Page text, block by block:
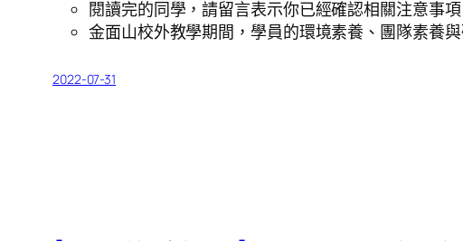
閱讀完的同學，請留言表示你已經確認相關注意事
金面山校外教學期間，學員的環境素養、團隊素養
2022-07-31